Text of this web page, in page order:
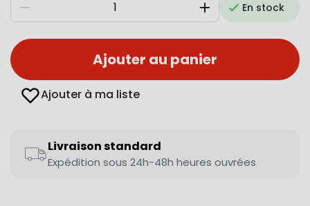
Diminuer AugmenterEn stock
Ajouter au panier
Ajouter à ma liste
Livraison standard
Expédition sous 24h-48h heures ouvrées